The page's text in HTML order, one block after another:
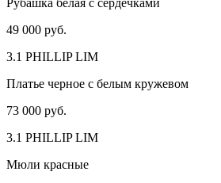
Рубашка белая с сердечками
49 000 руб.
3.1 PHILLIP LIM
Платье черное с белым кружевом
73 000 руб.
3.1 PHILLIP LIM
Мюли красные